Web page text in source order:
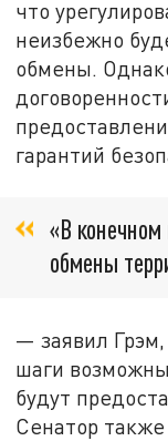
что
неизбежно
обмены.
гарантий
«В
обмены
— заявил
шаги
будут
Сенатор